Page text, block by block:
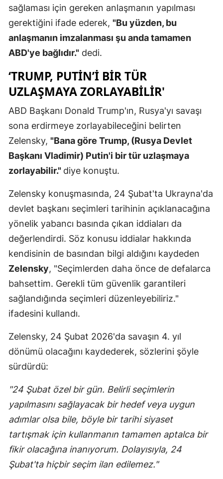
Siirt
Tokat
Trabzon
Tunceli
Uşak
Yozgat
Zonguldak
Aksaray
Bartın
sağlaması için gereken anlaşmanın yapılması
gerektiğini ifade ederek, "Bu yüzden, bu
anlaşmanın imzalanması şu anda tamamen
ABD'ye bağlıdır." dedi.
‘TRUMP, PUTİN’İ BİR TÜR
UZLAŞMAYA ZORLAYABİLİR'
ABD Başkanı Donald Trump'ın, Rusya'yı savaşı
sona erdirmeye zorlayabileceğini belirten
Zelensky, "Bana göre Trump, (Rusya Devlet
Başkanı Vladimir) Putin'i bir tür uzlaşmaya
zorlayabilir." diye konuştu.
Zelensky konuşmasında, 24 Şubat'ta Ukrayna'da
devlet başkanı seçimleri tarihinin açıklanacağına
yönelik yabancı basında çıkan iddiaları da
değerlendirdi. Söz konusu iddialar hakkında
kendisinin de basından bilgi aldığını kaydeden
Zelensky, "Seçimlerden daha önce de defalarca
bahsettim. Gerekli tüm güvenlik garantileri
sağlandığında seçimleri düzenleyebiliriz."
ifadesini kullandı.
Zelensky, 24 Şubat 2026'da savaşın 4. yıl
dönümü olacağını kaydederek, sözlerini şöyle
sürdürdü:
"24 Şubat özel bir gün. Belirli seçimlerin
yapılmasını sağlayacak bir hedef veya uygun
adımlar olsa bile, böyle bir tarihi siyaset
tartışmak için kullanmanın tamamen aptalca bir
fikir olacağına inanıyorum. Dolayısıyla, 24
Şubat'ta hiçbir seçim ilan edilemez."